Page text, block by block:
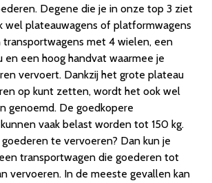
Degene die je in onze top 3 ziet
wel plateauwagens of platformwagens
transportwagens met 4 wielen, een
een hoog handvat waarmee je
vervoert. Dankzij het grote plateau
op kunt zetten, wordt het ook wel
genoemd. De goedkopere
vaak belast worden tot 150 kg.
te vervoeren? Dan kun je
transportwagen die goederen tot
vervoeren. In de meeste gevallen kan